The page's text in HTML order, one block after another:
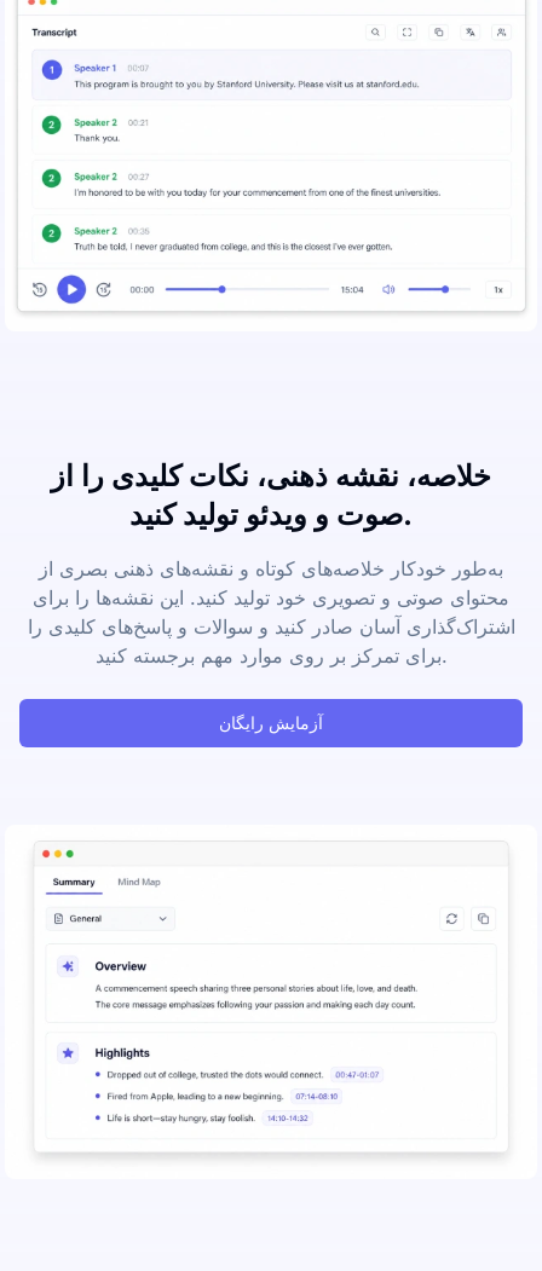
خلاصه، نقشه ذهنی، نکات کلیدی را از
صوت و ویدئو تولید کنید.
به‌طور خودکار خلاصه‌های کوتاه و نقشه‌های ذهنی بصری از
محتوای صوتی و تصویری خود تولید کنید. این نقشه‌ها را برای
اشتراک‌گذاری آسان صادر کنید و سوالات و پاسخ‌های کلیدی را
برای تمرکز بر روی موارد مهم برجسته کنید.
آزمایش رایگان